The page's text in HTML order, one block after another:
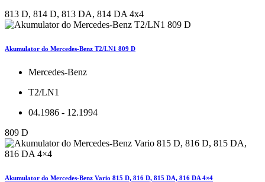
813 D, 814 D, 813 DA, 814 DA 4x4
Akumulator do Mercedes-Benz T2/LN1 809 D
Mercedes-Benz
T2/LN1
04.1986 - 12.1994
809 D
Akumulator do Mercedes-Benz Vario 815 D, 816 D, 815 DA, 816 DA 4×4